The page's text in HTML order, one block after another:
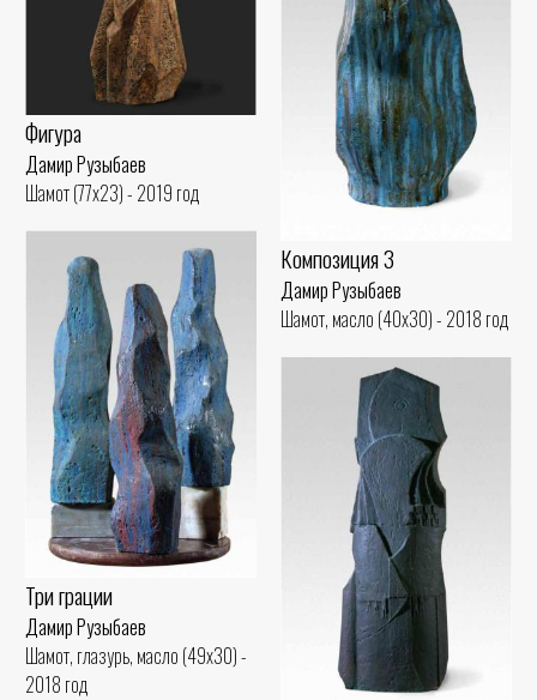
Фигура
Дамир Рузыбаев
Шамот (77x23) - 2019 год
Композиция 3
Дамир Рузыбаев
Шамот, масло (40x30) - 2018 год
Три грации
Дамир Рузыбаев
Шамот, глазурь, масло (49x30) -
2018 год